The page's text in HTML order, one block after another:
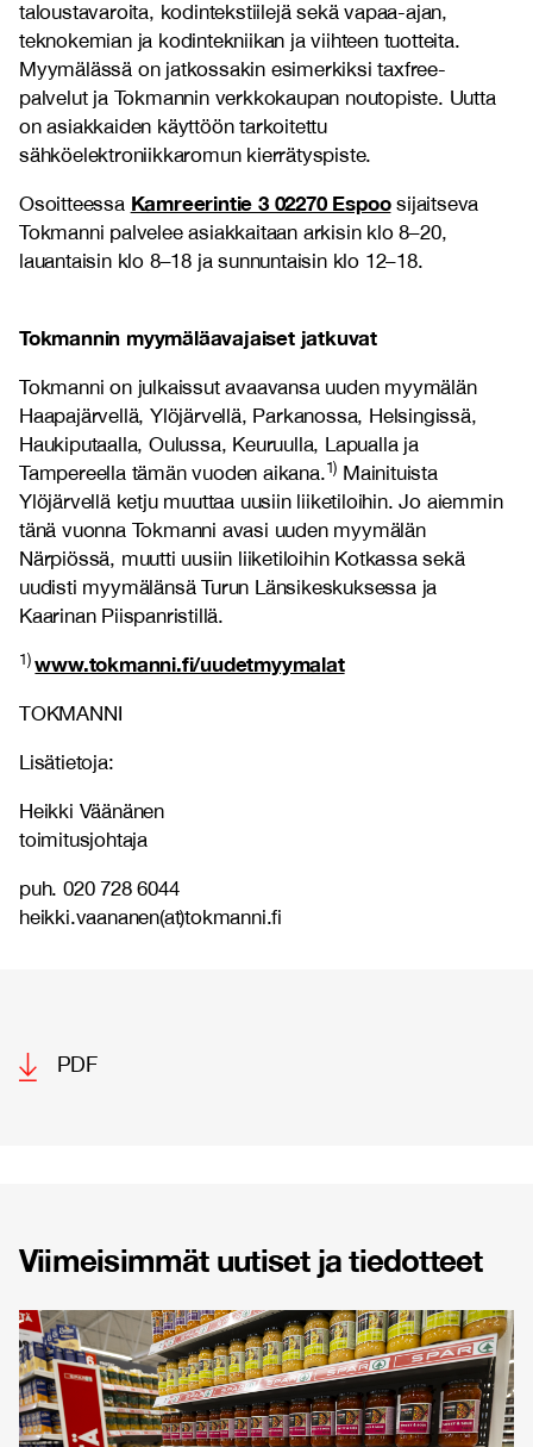
taloustavaroita, kodintekstiilejä sekä vapaa-ajan,
teknokemian ja kodintekniikan ja viihteen tuotteita.
Myymälässä on jatkossakin esimerkiksi taxfree-
palvelut ja Tokmannin verkkokaupan noutopiste. Uutta
on asiakkaiden käyttöön tarkoitettu
sähköelektroniikkaromun kierrätyspiste.
Osoitteessa Kamreerintie 3 02270 Espoosijaitseva
Tokmanni palvelee asiakkaitaan arkisin klo 8–20,
lauantaisin klo 8–18 ja sunnuntaisin klo 12–18.
Tokmannin myymäläavajaiset jatkuvat
Tokmanni on julkaissut avaavansa uuden myymälän
Haapajärvellä, Ylöjärvellä, Parkanossa, Helsingissä,
Haukiputaalla, Oulussa, Keuruulla, Lapualla ja
Tampereella tämän vuoden aikana.1) Mainituista
Ylöjärvellä ketju muuttaa uusiin liiketiloihin. Jo aiemmin
tänä vuonna Tokmanni avasi uuden myymälän
Närpiössä, muutti uusiin liiketiloihin Kotkassa sekä
uudisti myymälänsä Turun Länsikeskuksessa ja
Kaarinan Piispanristillä.
1)www.tokmanni.fi/uudetmyymalat
TOKMANNI
Lisätietoja:
Heikki Väänänen
toimitusjohtaja
puh. 020 728 6044
heikki.vaananen(at)tokmanni.fi
PDF
Viimeisimmät uutiset ja tiedotteet